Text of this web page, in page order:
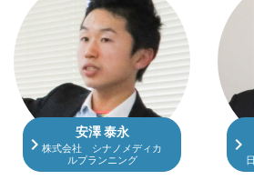
安澤 泰永
株式会社 シナノメディカ
ルプランニング
navigate_next navigate_next